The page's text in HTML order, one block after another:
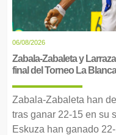
06/08/2026
Zabala-Zabaleta y
final del Torneo La Blanca
Zabala-Zabaleta han
tras ganar 22-15 en su
Eskuza han ganado